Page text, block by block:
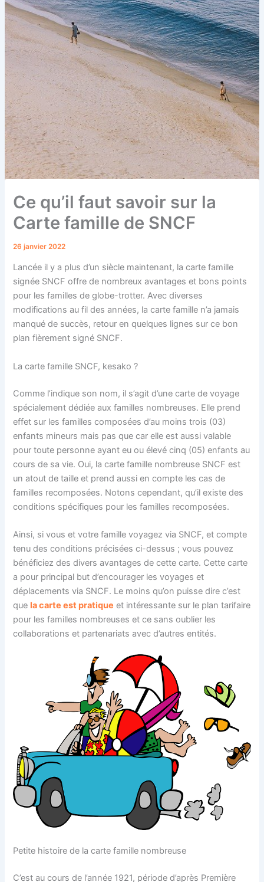
Ce qu’il faut savoir sur la
Carte famille de SNCF
26 janvier 2022
Lancée il y a plus d’un siècle maintenant, la carte famille
signée SNCF offre de nombreux avantages et bons points
pour les familles de globe-trotter. Avec diverses
modifications au fil des années, la carte famille n’a jamais
manqué de succès, retour en quelques lignes sur ce bon
plan fièrement signé SNCF.
La carte famille SNCF, kesako ?
Comme l’indique son nom, il s’agit d’une carte de voyage
spécialement dédiée aux familles nombreuses. Elle prend
effet sur les familles composées d’au moins trois (03)
enfants mineurs mais pas que car elle est aussi valable
pour toute personne ayant eu ou élevé cinq (05) enfants au
cours de sa vie. Oui, la carte famille nombreuse SNCF est
un atout de taille et prend aussi en compte les cas de
familles recomposées. Notons cependant, qu’il existe des
conditions spécifiques pour les familles recomposées.
Ainsi, si vous et votre famille voyagez via SNCF, et compte
tenu des conditions précisées ci-dessus ; vous pouvez
bénéficiez des divers avantages de cette carte. Cette carte
a pour principal but d’encourager les voyages et
déplacements via SNCF. Le moins qu’on puisse dire c’est
que la carte est pratique et intéressante sur le plan tarifaire
pour les familles nombreuses et ce sans oublier les
collaborations et partenariats avec d’autres entités.
Petite histoire de la carte famille nombreuse
C’est au cours de l’année 1921, période d’après Première